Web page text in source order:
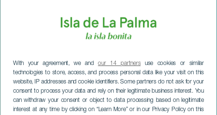
With your agreement, we andour 14 partnersuse cookies or similar
technologies to store, access, and process personal data like your visit on this
website, IP addresses and cookie identifiers. Some partners do not ask for your
consent to process your data and rely on their legitimate business interest. You
can withdraw your consent or object to data processing based on legitimate
interest at any time by clicking on “Learn More” or in our Privacy Policy on this